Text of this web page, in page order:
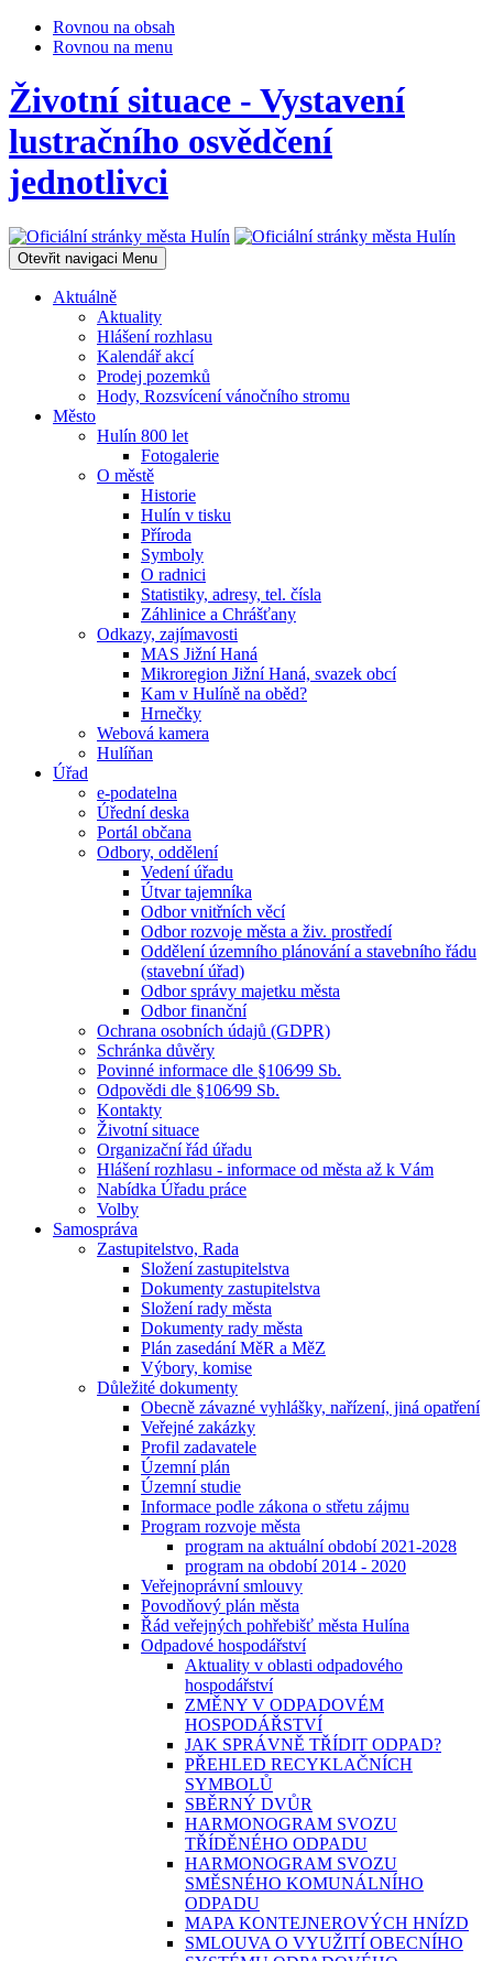
Rovnou na obsah
Rovnou na menu
Životní situace - Vystavení
lustračního osvědčení
jednotlivci
Otevřit navigaci Menu
Aktuálně
Aktuality
Hlášení rozhlasu
Kalendář akcí
Prodej pozemků
Hody, Rozsvícení vánočního stromu
Město
Hulín 800 let
Fotogalerie
O městě
Historie
Hulín v tisku
Příroda
Symboly
O radnici
Statistiky, adresy, tel. čísla
Záhlinice a Chrášťany
Odkazy, zajímavosti
MAS Jižní Haná
Mikroregion Jižní Haná, svazek obcí
Kam v Hulíně na oběd?
Hrnečky
Webová kamera
Hulíňan
Úřad
e-podatelna
Úřední deska
Portál občana
Odbory, oddělení
Vedení úřadu
Útvar tajemníka
Odbor vnitřních věcí
Odbor rozvoje města a živ. prostředí
Oddělení územního plánování a stavebního řádu
(stavební úřad)
Odbor správy majetku města
Odbor finanční
Ochrana osobních údajů (GDPR)
Schránka důvěry
Povinné informace dle §106⁄99 Sb.
Odpovědi dle §106⁄99 Sb.
Kontakty
Životní situace
Organizační řád úřadu
Hlášení rozhlasu - informace od města až k Vám
Nabídka Úřadu práce
Volby
Samospráva
Zastupitelstvo, Rada
Složení zastupitelstva
Dokumenty zastupitelstva
Složení rady města
Dokumenty rady města
Plán zasedání MěR a MěZ
Výbory, komise
Důležité dokumenty
Obecně závazné vyhlášky, nařízení, jiná opatření
Veřejné zakázky
Profil zadavatele
Územní plán
Územní studie
Informace podle zákona o střetu zájmu
Program rozvoje města
program na aktuální období 2021-2028
program na období 2014 - 2020
Veřejnoprávní smlouvy
Povodňový plán města
Řád veřejných pohřebišť města Hulína
Odpadové hospodářství
Aktuality v oblasti odpadového
hospodářství
ZMĚNY V ODPADOVÉM
HOSPODÁŘSTVÍ
JAK SPRÁVNĚ TŘÍDIT ODPAD?
PŘEHLED RECYKLAČNÍCH
SYMBOLŮ
SBĚRNÝ DVŮR
HARMONOGRAM SVOZU
TŘÍDĚNÉHO ODPADU
HARMONOGRAM SVOZU
SMĚSNÉHO KOMUNÁLNÍHO
ODPADU
MAPA KONTEJNEROVÝCH HNÍZD
SMLOUVA O VYUŽITÍ OBECNÍHO